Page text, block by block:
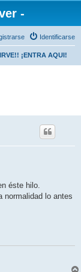
-
Identificarse
¡ENTRA AQUI!
éste hilo.
normalidad lo antes